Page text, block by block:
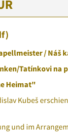
/ Náš
Tatínkovi na
Heimat"
Kubeš
und im